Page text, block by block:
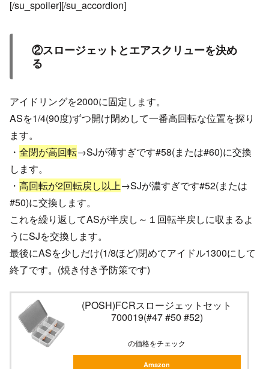
[/su_spoiler][/su_accordion]
②スロージェットとエアスクリューを決め
る
アイドリングを2000に固定します。
ASを1/4(90度)ずつ開け閉めして一番高回転な位置を探り
ます。
・ 全閉が高回転→SJが薄すぎです#58(または#60)に交換
します。
・ 高回転が2回転戻し以上→SJが濃すぎです#52(または
#50)に交換します。
これを繰り返してASが半戻し～１回転半戻しに収まるよ
うにSJを交換します。
最後にASを少しだけ(1/8ほど)閉めてアイドル1300にして
終了です。(焼き付き予防策です)
(POSH)FCRスロージェットセット
700019(#47 #50 #52)
の価格をチェック
Amazon